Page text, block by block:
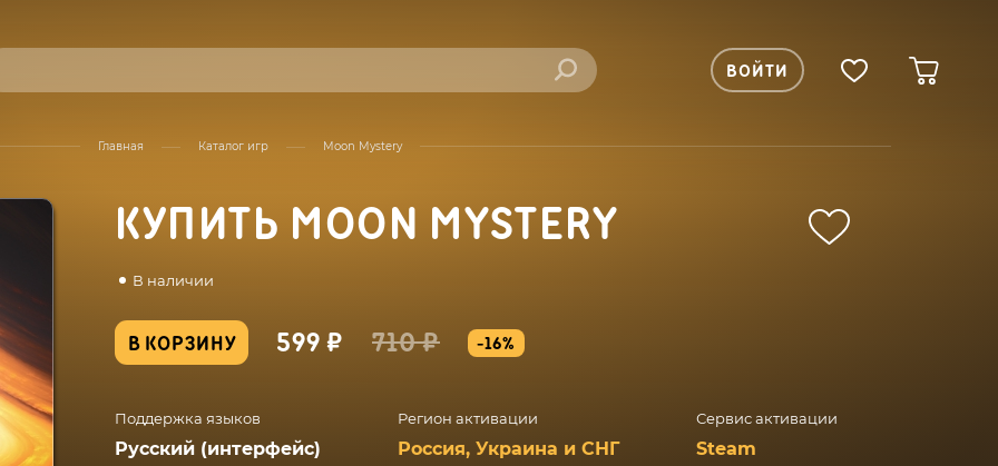
ВОЙТИ
Главная Каталог игр Moon Mystery
КУПИТЬ MOON MYSTERY
В наличии
В КОРЗИНУ 599 ₽ 710 ₽ -16%
Поддержка языков
Русский (интерфейс)
Регион активации
Россия, Украина и СНГ
Сервис активации
Steam